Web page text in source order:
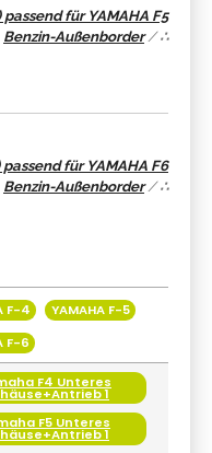
für YAMAHA F5
Benzin-Außenborder/∴
für YAMAHA F6
Benzin-Außenborder/∴
F-4
YAMAHA F-5
F-6
F4 Unteres
1
F5 Unteres
1